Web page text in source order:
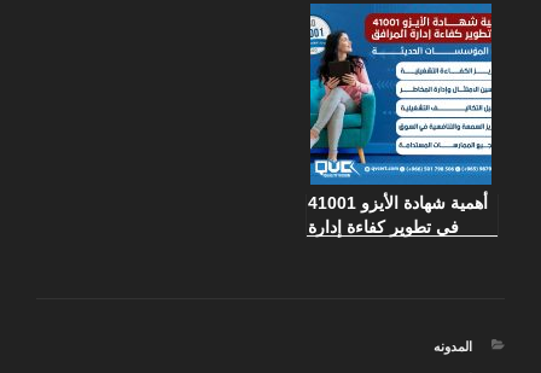
المطاعم
أهمية شهادة الأيزو 41001
في تطوير كفاءة إدارة
التصنيفات
المدونه